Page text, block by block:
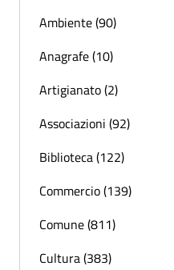
Ambiente (90)
Anagrafe (10)
Artigianato (2)
Associazioni (92)
Biblioteca (122)
Commercio (139)
Comune (811)
Cultura (383)